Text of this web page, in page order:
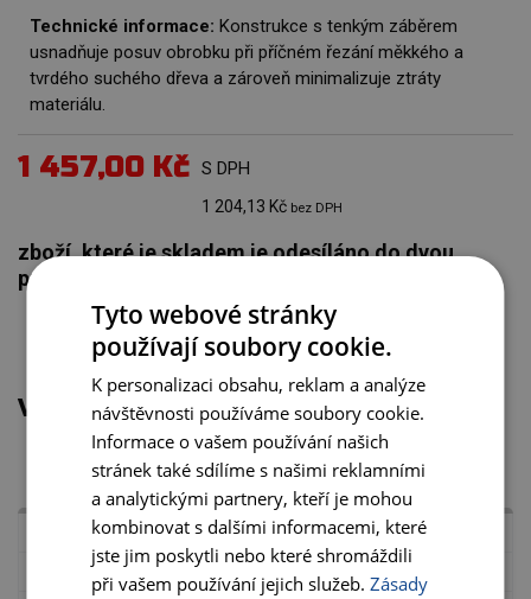
Technické informace: Konstrukce s tenkým záběrem
usnadňuje posuv obrobku při příčném řezání měkkého a
tvrdého suchého dřeva a zároveň minimalizuje ztráty
materiálu.
1 457,00 Kč S DPH
1 204,13 Kč bez DPH
zboží, které je skladem je odesíláno do dvou
pracovních dnů
VARIANTY PRODUKTU
LG2C 1200
Tyto webové stránky
používají soubory cookie.
K personalizaci obsahu, reklam a analýze
návštěvnosti používáme soubory cookie.
Informace o vašem používání našich
stránek také sdílíme s našimi reklamními
a analytickými partnery, kteří je mohou
kombinovat s dalšími informacemi, které
jste jim poskytli nebo které shromáždili
při vašem používání jejich služeb.Zásady